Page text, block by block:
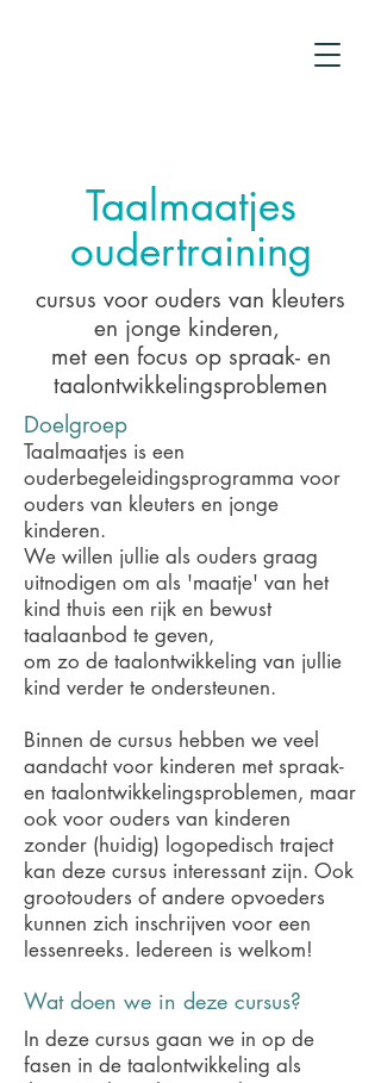
Taalmaatjes
oudertraining
cursus voor ouders van kleuters
en jonge kinderen,
met een focus op spraak- en
taalontwikkelingsproblemen
Doelgroep
Taalmaatjes is een
ouderbegeleidingsprogramma voor
ouders van kleuters en jonge
kinderen.
We willen jullie als ouders graag
uitnodigen om als 'maatje' van het
kind thuis een rijk en bewust
taalaanbod te geven,
om zo de taalontwikkeling van jullie
kind verder te ondersteunen.
Binnen de cursus hebben we veel
aandacht voor kinderen met spraak-
en taalontwikkelingsproblemen, maar
ook voor ouders van kinderen
zonder (huidig) logopedisch traject
kan deze cursus interessant zijn. Ook
grootouders of andere opvoeders
kunnen zich inschrijven voor een
lessenreeks. Iedereen is welkom!
Wat doen we in deze cursus?
In deze cursus gaan we in op de
fasen in de taalontwikkeling als